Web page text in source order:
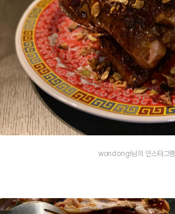
wondongi님의 인스타그램